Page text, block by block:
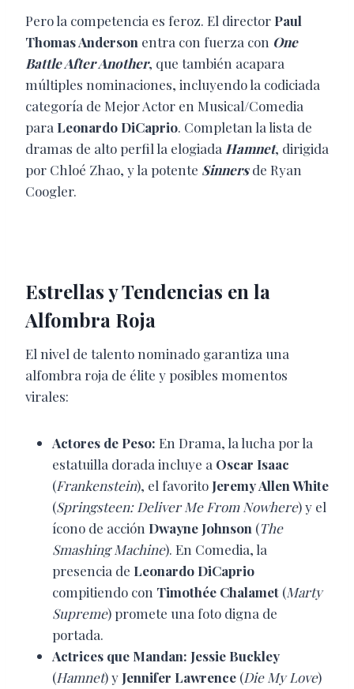
Pero la competencia es feroz. El director Paul
Thomas Anderson entra con fuerza con One
Battle After Another, que también acapara
múltiples nominaciones, incluyendo la codiciada
categoría de Mejor Actor en Musical/Comedia
para Leonardo DiCaprio. Completan la lista de
dramas de alto perfil la elogiada Hamnet, dirigida
por Chloé Zhao, y la potente Sinnersde Ryan
Coogler.
Estrellas y Tendencias en la
Alfombra Roja
El nivel de talento nominado garantiza una
alfombra roja de élite y posibles momentos
virales:
Actores de Peso: En Drama, la lucha por la
estatuilla dorada incluye a Oscar Isaac
(Frankenstein), el favorito Jeremy Allen White
(Springsteen: Deliver Me From Nowhere) y el
ícono de acción Dwayne Johnson (The
Smashing Machine). En Comedia, la
presencia de Leonardo DiCaprio
compitiendo con Timothée Chalamet (Marty
Supreme) promete una foto digna de
portada.
Actrices que Mandan: Jessie Buckley
(Hamnet) y Jennifer Lawrence (Die My Love)